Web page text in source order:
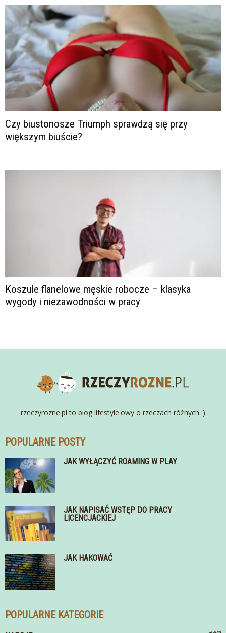
Czy biustonosze Triumph sprawdzą się przy
większym biuście?
Koszule flanelowe męskie robocze – klasyka
wygody i niezawodności w pracy
rzeczyrozne.pl to blog lifestyle'owy o rzeczach różnych :)
POPULARNE POSTY
JAK WYŁĄCZYĆ ROAMING W PLAY
JAK NAPISAĆ WSTĘP DO PRACY
LICENCJACKIEJ
JAK HAKOWAĆ
POPULARNE KATEGORIE